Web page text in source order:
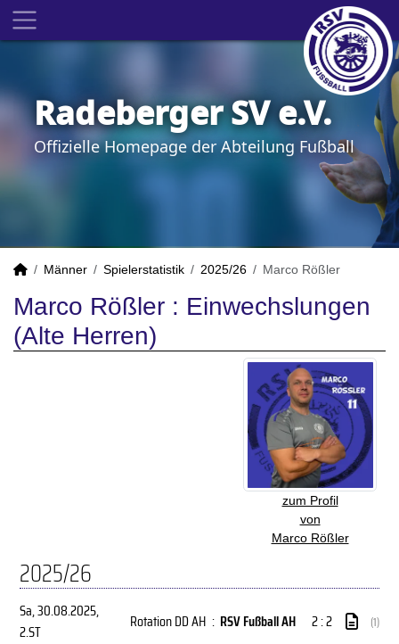
Radeberger SV e.V.
Offizielle Homepage der Abteilung Fußball
Männer Spielerstatistik 2025/26 Marco Rößler
Marco Rößler : Einwechslungen
(Alte Herren)
zum Profil
von
Marco Rößler
2025/26
Sa, 30.08.2025,
2.ST
Rotation DD AH : RSV Fußball AH 2 : 2 (1)